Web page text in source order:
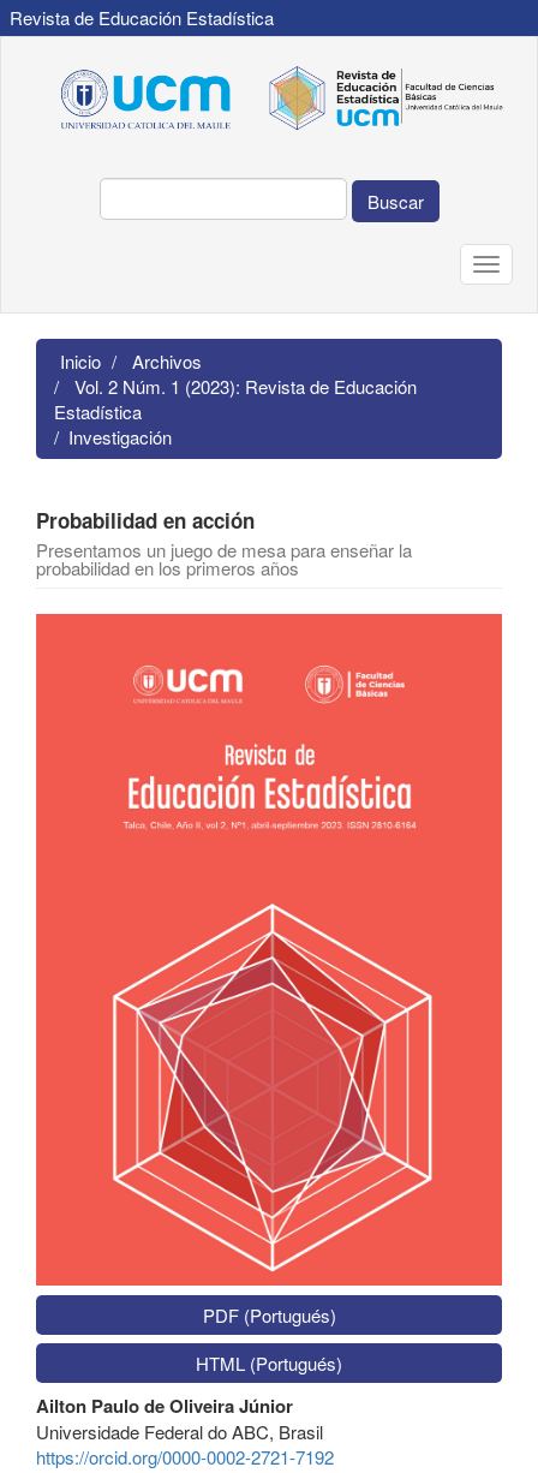
Revista de Educación Estadística
principal
Contenido
principal
Buscar
Toggle
Inicio
Archivos
Vol. 2 Núm. 1 (2023): Revista de Educación
Estadística
Investigación
Probabilidad en acción
Presentamos un juego de mesa para enseñar la
probabilidad en los primeros años
Barra
PDF (Portugués)
HTML (Portugués)
Contenido
principal
del
artículo
Ailton Paulo de Oliveira Júnior
Universidade Federal do ABC, Brasil
https://orcid.org/0000-0002-2721-7192